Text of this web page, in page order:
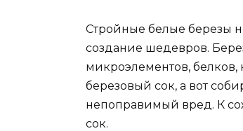
Стройные белые березы
создание шедевров.
микроэлементов, белков,
березовый сок, а вот
непоправимый вред. К
сок.